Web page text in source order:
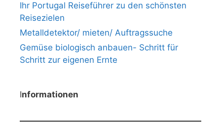
Ihr Portugal Reiseführer zu den schönsten
Reisezielen
Metalldetektor/ mieten/ Auftragssuche
Gemüse biologisch anbauen- Schritt für
Schritt zur eigenen Ernte
Informationen